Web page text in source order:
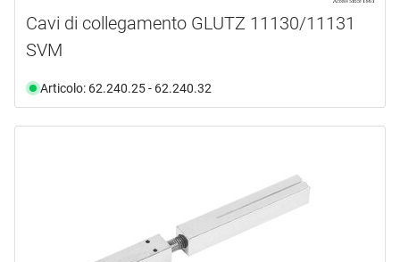
Cavi di collegamento GLUTZ 11130/11131
SVM
Articolo: 62.240.25 - 62.240.32